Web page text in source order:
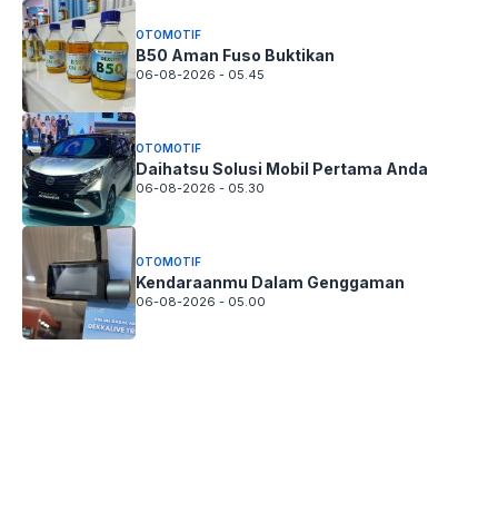
OTOMOTIF
B50 Aman Fuso Buktikan
06-08-2026 - 05.45
OTOMOTIF
Daihatsu Solusi Mobil Pertama Anda
06-08-2026 - 05.30
OTOMOTIF
Kendaraanmu Dalam Genggaman
06-08-2026 - 05.00